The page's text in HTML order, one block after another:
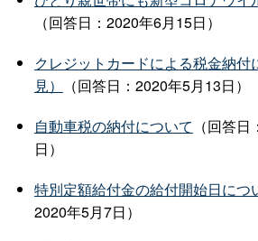
（回答日：2020年6月15日）
クレジットカードによる税金納付
見）
（回答日：2020年5月13日）
自動車税の納付について （回答
日）
特別定額給付金の給付開始日につ
2020年5月7日）